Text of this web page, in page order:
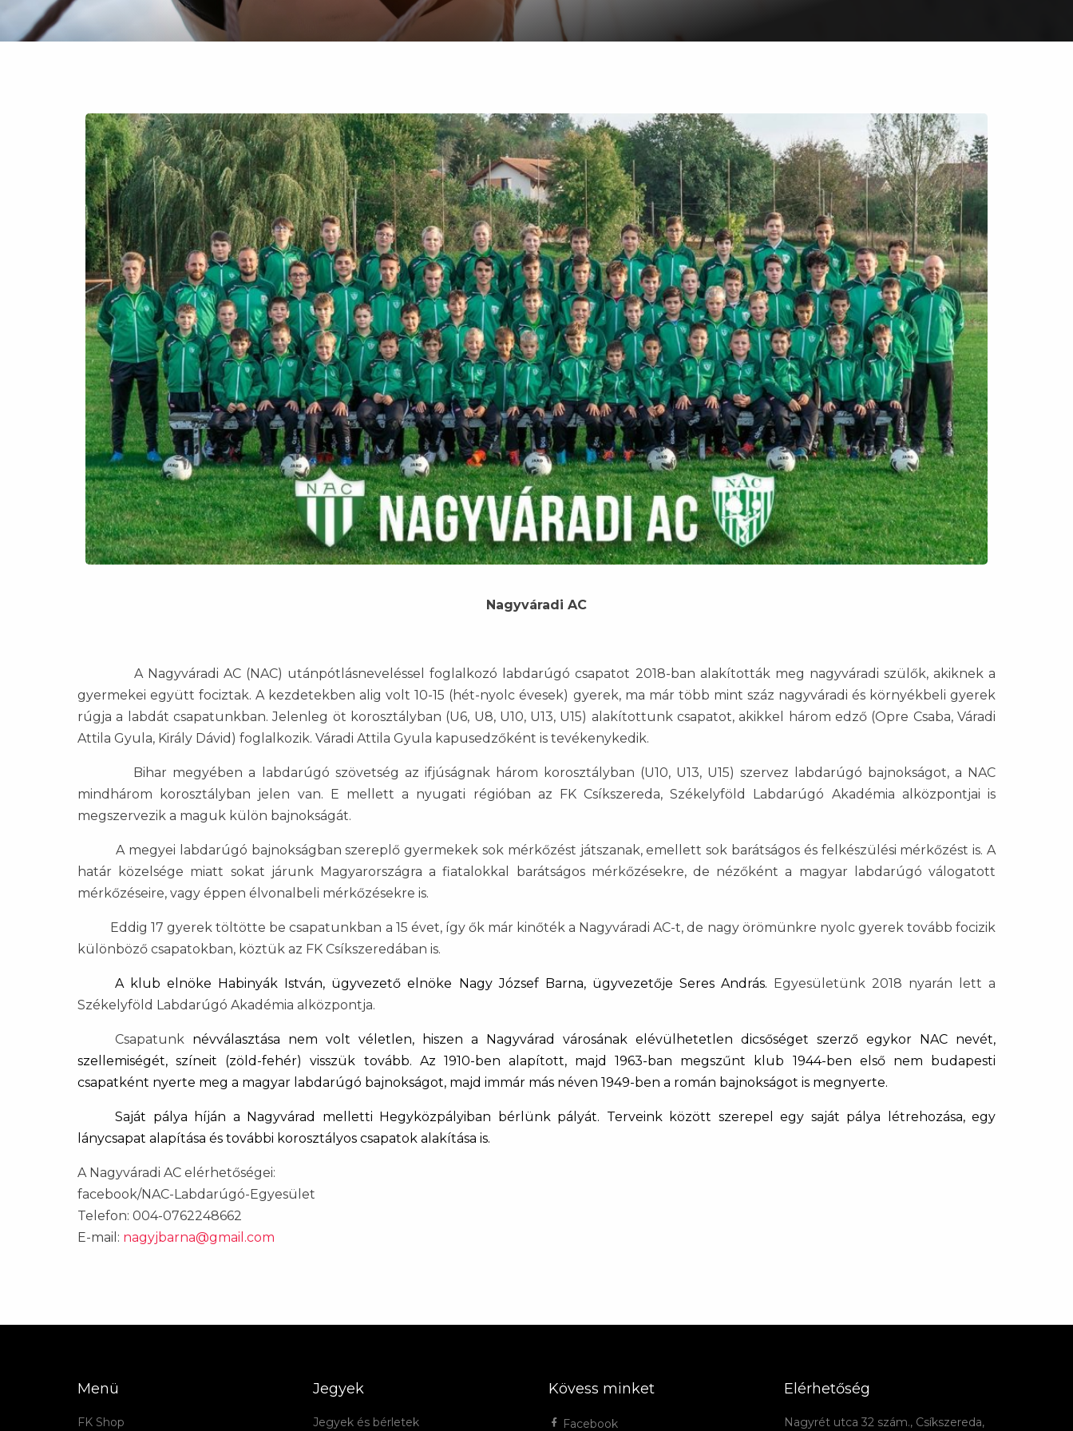
Nagyváradi AC
A Nagyváradi AC (NAC) utánpótlásneveléssel foglalkozó labdarúgó csapatot 2018-ban alakították meg nagyváradi szülők, akiknek a
gyermekei együtt fociztak. A kezdetekben alig volt 10-15 (hét-nyolc évesek) gyerek, ma már több mint száz nagyváradi és környékbeli gyerek
rúgja a labdát csapatunkban. Jelenleg öt korosztályban (U6, U8, U10, U13, U15) alakítottunk csapatot, akikkel három edző (Opre Csaba, Váradi
Attila Gyula, Király Dávid) foglalkozik. Váradi Attila Gyula kapusedzőként is tevékenykedik.
Bihar megyében a labdarúgó szövetség az ifjúságnak három korosztályban (U10, U13, U15) szervez labdarúgó bajnokságot, a NAC
mindhárom korosztályban jelen van. E mellett a nyugati régióban az FK Csíkszereda, Székelyföld Labdarúgó Akadémia alközpontjai is
megszervezik a maguk külön bajnokságát.
A megyei labdarúgó bajnokságban szereplő gyermekek sok mérkőzést játszanak, emellett sok barátságos és felkészülési mérkőzést is. A
határ közelsége miatt sokat járunk Magyarországra a fiatalokkal barátságos mérkőzésekre, de nézőként a magyar labdarúgó válogatott
mérkőzéseire, vagy éppen élvonalbeli mérkőzésekre is.
Eddig 17 gyerek töltötte be csapatunkban a 15 évet, így ők már kinőték a Nagyváradi AC-t, de nagy örömünkre nyolc gyerek tovább focizik
különböző csapatokban, köztük az FK Csíkszeredában is.
A klub elnöke Habinyák István, ügyvezető elnöke Nagy József Barna, ügyvezetője Seres András. Egyesületünk 2018 nyarán lett a
Székelyföld Labdarúgó Akadémia alközpontja.
Csapatunk névválasztása nem volt véletlen, hiszen a Nagyvárad városának elévülhetetlen dicsőséget szerző egykor NAC nevét,
szellemiségét, színeit (zöld-fehér) visszük tovább. Az 1910-ben alapított, majd 1963-ban megszűnt klub 1944-ben első nem budapesti
csapatként nyerte meg a magyar labdarúgó bajnokságot, majd immár más néven 1949-ben a román bajnokságot is megnyerte.
Saját pálya híján a Nagyvárad melletti Hegyközpályiban bérlünk pályát. Terveink között szerepel egy saját pálya létrehozása, egy
lánycsapat alapítása és további korosztályos csapatok alakítása is.
A Nagyváradi AC elérhetőségei:
facebook/NAC-Labdarúgó-Egyesület
Telefon: 004-0762248662
E-mail: nagyjbarna@gmail.com
Menü
FK Shop
Jegyek
Jegyek és bérletek
Kövess minket
Facebook
Elérhetőség
Nagyrét utca 32 szám., Csíkszereda,